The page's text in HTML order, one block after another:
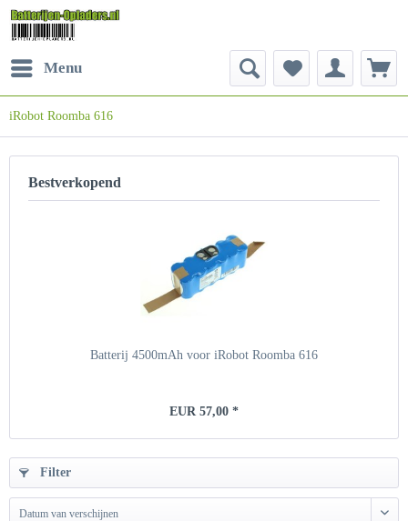
Menu
iRobot Roomba 616
Bestverkopend
Batterij 4500mAh voor iRobot Roomba 616
EUR 57,00 *
Filter
Datum van verschijnen